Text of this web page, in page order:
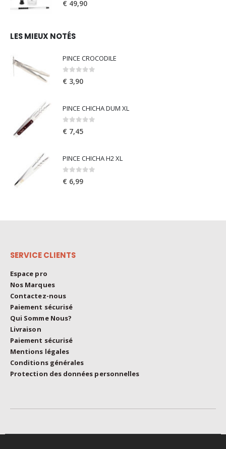
€ 49,90
LES MIEUX NOTÉS
PINCE CROCODILE
0out of 5
€ 3,90
PINCE CHICHA DUM XL
0out of 5
€ 7,45
PINCE CHICHA H2 XL
0out of 5
€ 6,99
SERVICE CLIENTS
Espace pro
Nos Marques
Contactez-nous
Paiement sécurisé
Qui Somme Nous?
Livraison
Paiement sécurisé
Mentions légales
Conditions générales
Protection des données personnelles